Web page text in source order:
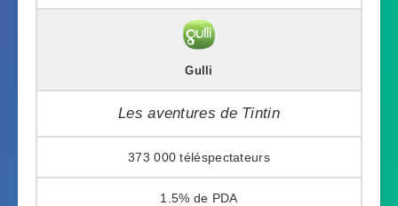
Gulli
Les aventures de Tintin
373 000
1.5%